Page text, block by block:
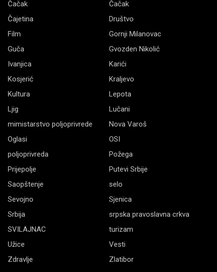
Čačak
Čačak
Čajetina
Društvo
Film
Gornji Milanovac
Guča
Gvozden Nikolić
Ivanjica
Karići
Kosjerić
Kraljevo
Kultura
Lepota
Ljig
Lučani
mimistarstvo poljoprivrede
Nova Varoš
Oglasi
OSI
poljoprivreda
Požega
Prijepolje
Putevi Srbije
Saopštenje
selo
Sevojno
Sjenica
Srbija
srpska pravoslavna crkva
SVILAJNAC
turizam
Užice
Vesti
Zdravlje
Zlatibor